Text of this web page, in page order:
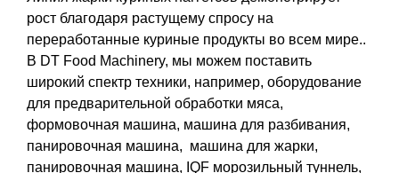
рост благодаря растущему спросу на
переработанные куриные продукты во всем мире..
В DT Food Machinery, мы можем поставить
широкий спектр техники, например, оборудование
для предварительной обработки мяса,
формовочная машина, машина для разбивания,
панировочная машина, машина для жарки,
панировочная машина, IQF морозильный туннель,